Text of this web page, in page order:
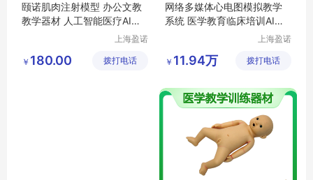
颐诺肌肉注射模型 办公文教
教学器材 人工智能医疗AI具
上海盈诺
公司
￥ 180.00 拨打电话
网络多媒体心电图模拟教学
系统 医学教育临床培训AI辅
上海盈诺
公司
￥ 11.94万 拨打电话